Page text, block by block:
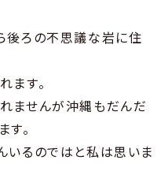
後ろの不思議な岩に住
ます。
ませんが沖縄もだんだ
。
いるのではと私は思いま